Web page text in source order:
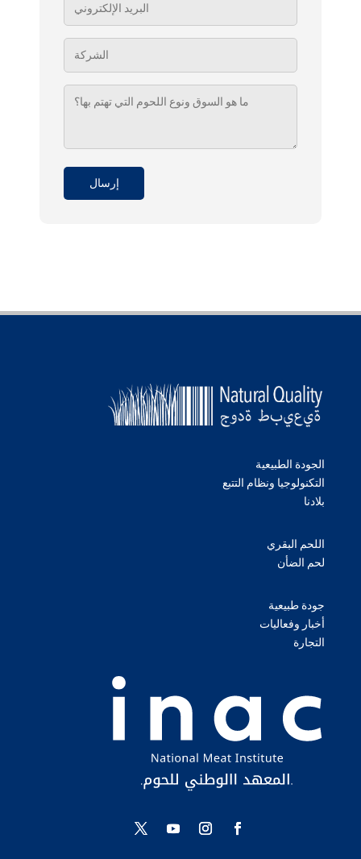
الجودة الطبيعية
التكنولوجيا ونظام التتبع
بلادنا
اللحم البقري
لحم الضأن
جودة طبيعية
أخبار وفعاليات
التجارة